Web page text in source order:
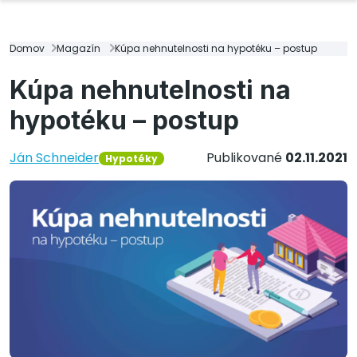
Domov Magazín Kúpa nehnutelnosti na hypotéku – postup
Kúpa nehnutelnosti na
hypotéku – postup
Ján Schneider Hypotéky Publikované 02.11.2021